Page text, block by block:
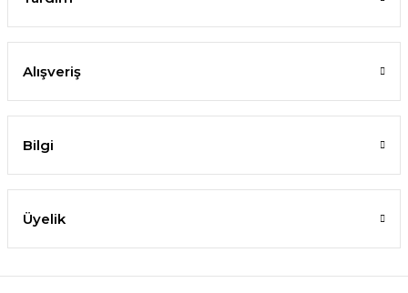
Alışveriş
Bilgi
Üyelik